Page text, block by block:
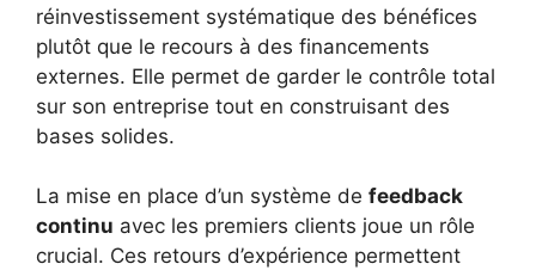
réinvestissement systématique des bénéfices
plutôt que le recours à des financements
externes. Elle permet de garder le contrôle total
sur son entreprise tout en construisant des
bases solides.
La mise en place d’un système de feedback
continu avec les premiers clients joue un rôle
crucial. Ces retours d’expérience permettent